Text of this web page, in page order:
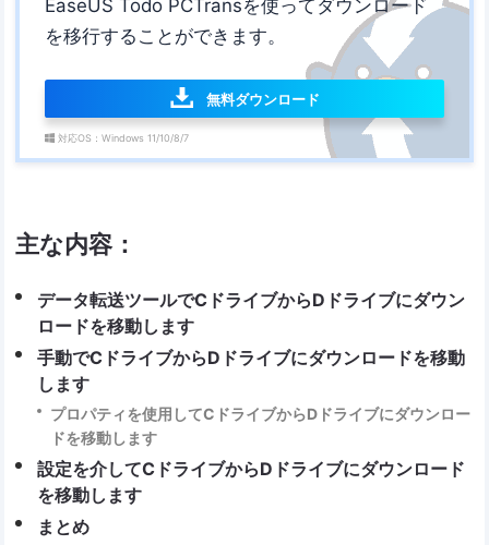
EaseUS Todo PCTransを使ってダウンロード
を移行することができます。
無料ダウンロード
対応OS：Windows 11/10/8/7
主な内容：
データ転送ツールでCドライブからDドライブにダウン
ロードを移動します
手動でCドライブからDドライブにダウンロードを移動
します
プロパティを使用してCドライブからDドライブにダウンロー
ドを移動します
設定を介してCドライブからDドライブにダウンロード
を移動します
まとめ